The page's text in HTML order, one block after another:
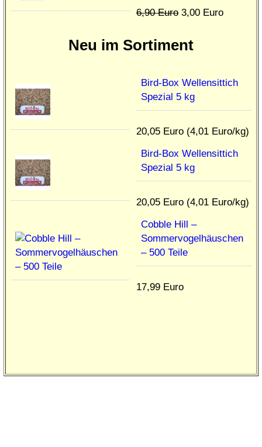
6,90 Euro 3,00 Euro
Neu im Sortiment
Bird-Box Wellensittich
Spezial 5 kg
20,05 Euro (4,01 Euro/kg)
Bird-Box Wellensittich
Spezial 5 kg
20,05 Euro (4,01 Euro/kg)
Cobble Hill –
Sommervogelhäuschen
– 500 Teile
17,99 Euro